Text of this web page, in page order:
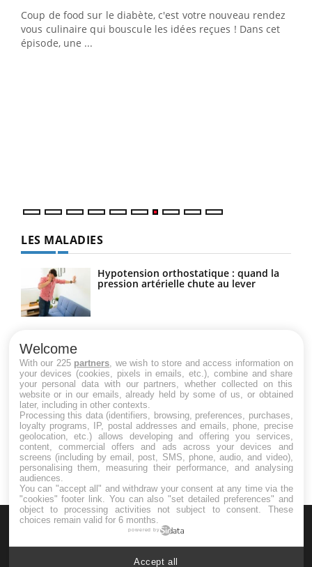
Coup de food sur le diabète, c'est votre nouveau rendez-
vous culinaire qui bouscule les idées reçues ! Dans cet
épisode, une ...
LES MALADIES
Hypotension orthostatique : quand la
pression artérielle chute au lever
Maladie de Charcot (Sclérose latérale
amyotrophique)
Welcome
With our 225 partners , we wish to store and access information on
your devices (cookies, pixels in emails, etc.), combine and share
your personal data with our partners, whether collected on this
website or in our emails, already held by some of us, or obtained
later, including in other contexts.
Processing this data (identifiers, browsing, preferences, purchases,
loyalty programs, IP, postal addresses and emails, phone, precise
geolocation, etc.) allows developing and offering you services,
content, commercial offers and ads across your devices and
screens (including by email, post, SMS, phone, audio, and video),
personalising them, measuring their performance, and analysing
audiences.
You can "accept all" and withdraw your consent at any time via the
"cookies" footer link . You can also "set detailed preferences" and
object to processing activities not subject to consent. These
choices remain valid for 6 months.
powered by
Accept all